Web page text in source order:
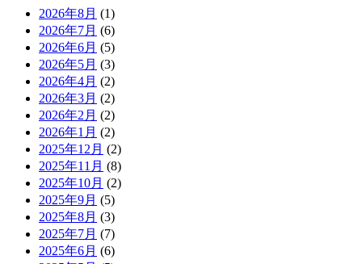
2026年8月 (1)
2026年7月 (6)
2026年6月 (5)
2026年5月 (3)
2026年4月 (2)
2026年3月 (2)
2026年2月 (2)
2026年1月 (2)
2025年12月 (2)
2025年11月 (8)
2025年10月 (2)
2025年9月 (5)
2025年8月 (3)
2025年7月 (7)
2025年6月 (6)